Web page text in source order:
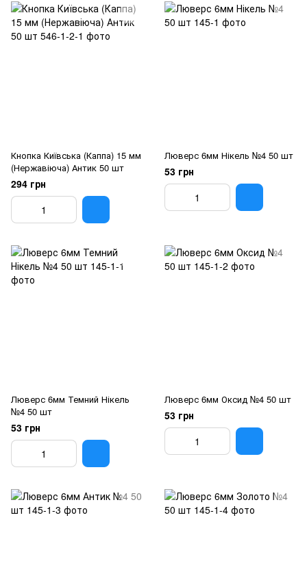
Кнопка Київська (Каппа) 15 мм
(Нержавіюча) Антик 50 шт
294 грн
Люверс 6мм Нікель №4 50 шт
53 грн
Люверс 6мм Темний Нікель
№4 50 шт
53 грн
Люверс 6мм Оксид №4 50 шт
53 грн